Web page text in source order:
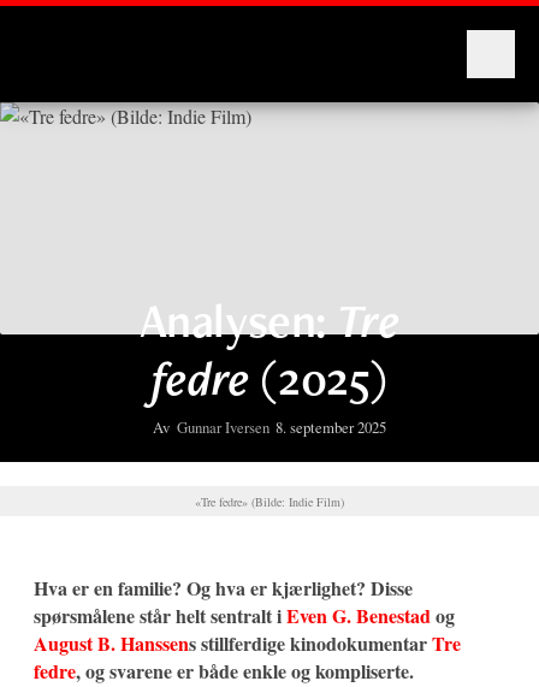
Analysen:Tre
fedre(2025)
Av Gunnar Iversen 8. september 2025
«Tre fedre» (Bilde: Indie Film)
Hva er en familie? Og hva er kjærlighet? Disse
spørsmålene står helt sentralt iEven G. Benestadog
August B. Hanssens stillferdige kinodokumentarTre
fedre, og svarene er både enkle og kompliserte.